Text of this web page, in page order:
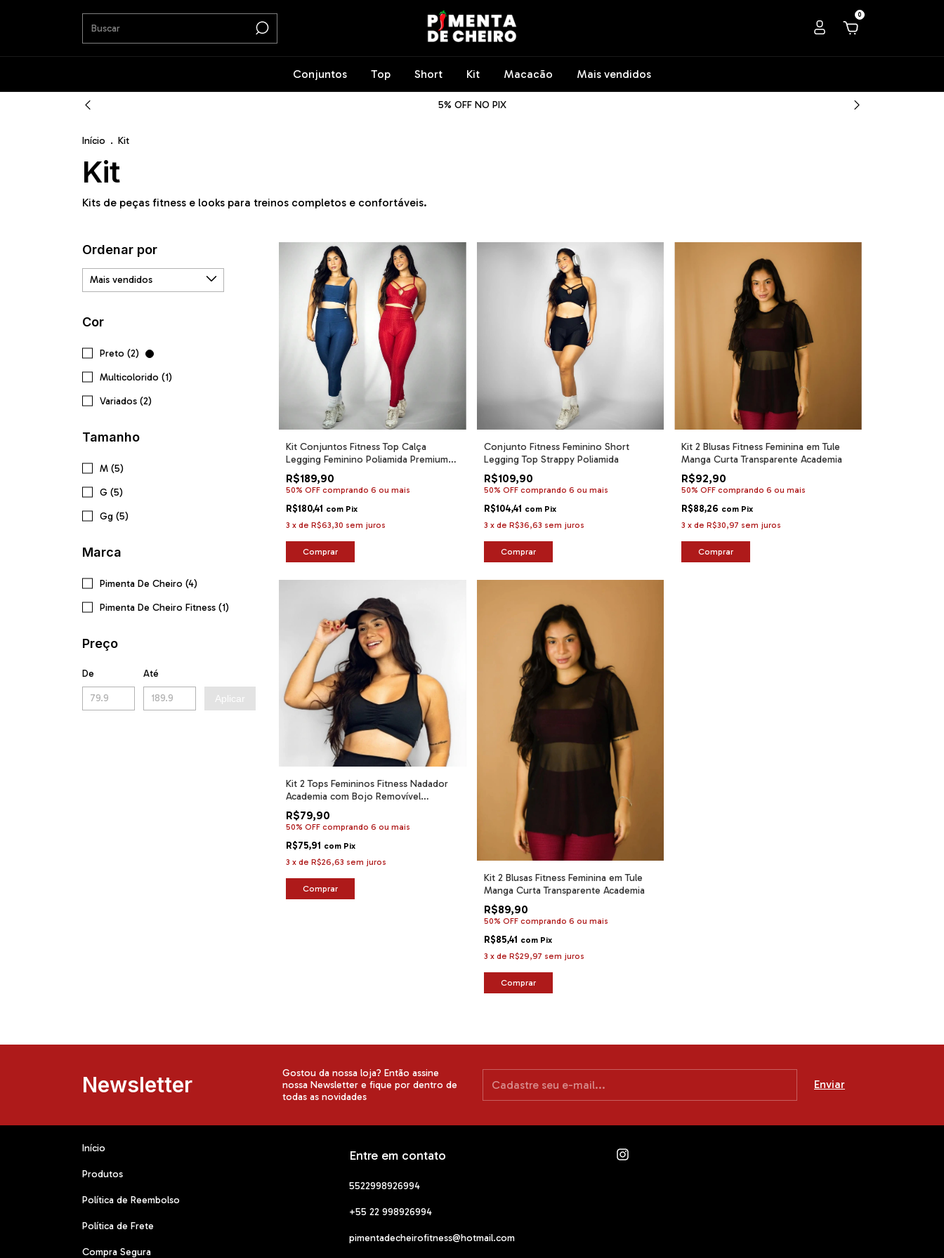
0
Conjuntos Top Short Kit Macacão Mais vendidos
5% OFF NO PIX
Início . Kit
Kit
Kits de peças fitness e looks para treinos completos e confortáveis.
Ordenar por
Cor
Preto (2)
Multicolorido (1)
Variados (2)
Tamanho
M (5)
G (5)
Gg (5)
Marca
Pimenta De Cheiro (4)
Pimenta De Cheiro Fitness (1)
Preço
De Até
Aplicar
Kit Conjuntos Fitness Top Calça
Legging Feminino Poliamida Premium
Cirrê Ikat Wonder Canelado
R$189,90
50% OFF comprando 6 ou mais
R$180,41 com Pix
3 x de R$63,30 sem juros
Comprar
Conjunto Fitness Feminino Short
Legging Top Strappy Poliamida
R$109,90
50% OFF comprando 6 ou mais
R$104,41 com Pix
3 x de R$36,63 sem juros
Comprar
Kit 2 Blusas Fitness Feminina em Tule
Manga Curta Transparente Academia
R$92,90
50% OFF comprando 6 ou mais
R$88,26 com Pix
3 xdeR$30,97 sem juros
Comprar
Kit 2 Tops Femininos Fitness Nadador
Academia com Bojo Removível
Confortável para Treino
R$79,90
50% OFF comprando 6 ou mais
R$75,91 com Pix
3 x de R$26,63 sem juros
Comprar
Kit 2 Blusas Fitness Feminina em Tule
Manga Curta Transparente Academia
R$89,90
50% OFF comprando 6 ou mais
R$85,41 com Pix
3 x de R$29,97 sem juros
Comprar
Newsletter
Gostou da nossa loja? Então assine
nossa Newsletter e fique por dentro de
todas as novidades
Início
Produtos
Política de Reembolso
Política de Frete
Compra Segura
Entre em contato
5522998926994
+55 22 998926994
pimentadecheirofitness@hotmail.com